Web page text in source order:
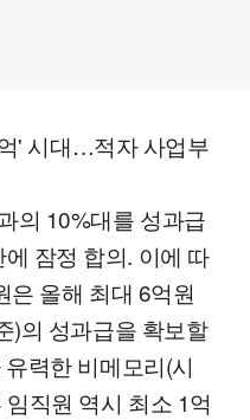
' 시대…적자 사업부
의 10%대를 성과급
잠정 합의. 이에 따
은 올해 최대 6억원
)의 성과급을 확보할
력한 비메모리(시
직원 역시 최소 1억